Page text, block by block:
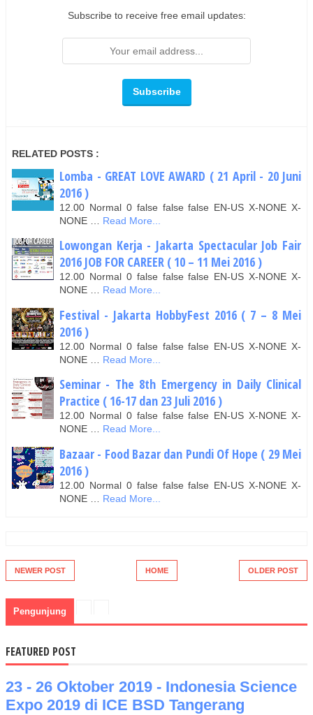
Subscribe to receive free email updates:
RELATED POSTS :
Lomba - GREAT LOVE AWARD ( 21 April - 20 Juni
2016 )
12.00 Normal 0 false false false EN-US X-NONE X-
NONE …
Read More...
Lowongan Kerja - Jakarta Spectacular Job Fair
2016 JOB FOR CAREER ( 10 – 11 Mei 2016 )
12.00 Normal 0 false false false EN-US X-NONE X-
NONE …
Read More...
Festival - Jakarta HobbyFest 2016 ( 7 – 8 Mei
2016 )
12.00 Normal 0 false false false EN-US X-NONE X-
NONE …
Read More...
Seminar - The 8th Emergency in Daily Clinical
Practice ( 16-17 dan 23 Juli 2016 )
12.00 Normal 0 false false false EN-US X-NONE X-
NONE …
Read More...
Bazaar - Food Bazar dan Pundi Of Hope ( 29 Mei
2016 )
12.00 Normal 0 false false false EN-US X-NONE X-
NONE …
Read More...
NEWER POST OLDER POST
HOME
Pengunjung
FEATURED POST
23 - 26 Oktober 2019 - Indonesia Science
Expo 2019 di ICE BSD Tangerang